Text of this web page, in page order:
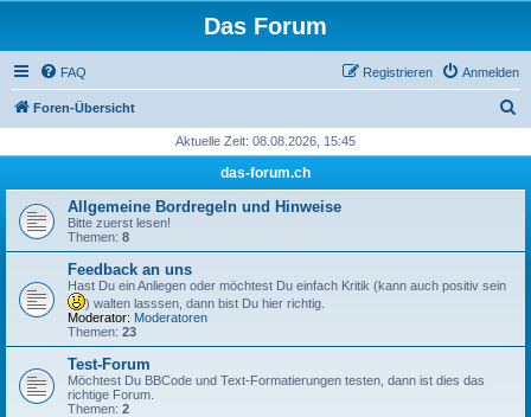
Das Forum
FAQ Anmelden
Registrieren
Foren-Übersicht
h
Aktuelle Zeit: 08.08.2026, 15:45
das-forum.ch
Allgemeine Bordregeln und Hinweise
Bitte zuerst lesen!
Themen: 8
Feedback an uns
Hast Du ein Anliegen oder möchtest Du einfach Kritik (kann auch positiv sein
) walten lasssen, dann bist Du hier richtig.
Moderator: Moderatoren
Themen: 23
Test-Forum
Möchtest Du BBCode und Text-Formatierungen testen, dann ist dies das
richtige Forum.
Themen: 2